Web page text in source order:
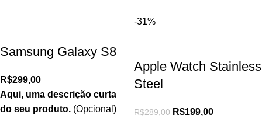
Samsung Galaxy S8
R$299,00
Aqui, uma descrição curta
do seu produto. (Opcional)
-31%
Apple Watch Stainless
Steel
R$289,00 R$199,00